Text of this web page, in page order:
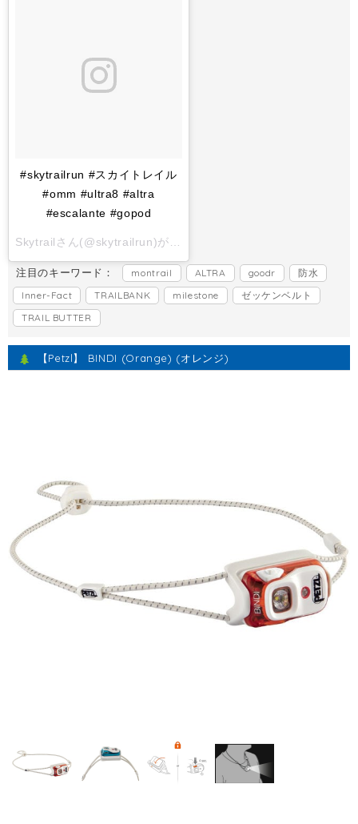
#skytrailrun #スカイトレイル
#omm #ultra8 #altra
#escalante #gopod
Skytrailさん(@skytrailrun)がシェアした投稿 -
注目のキーワード： montrail ALTRA goodr
防水
Inner-Fact
TRAILBANK milestone
ゼッケンベルト
TRAIL BUTTER
【Petzl】 BINDI (Orange) (オレンジ)